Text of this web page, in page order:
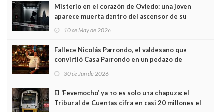
Misterio en el corazón de Oviedo: una joven
aparece muerta dentro del ascensor de su
edificio y las cámaras captan sus últimos minutos
10 de May de 2026
Fallece Nicolás Parrondo, el valdesano que
convirtió Casa Parrondo en un pedazo de
Asturias en Madrid
30 de Jun de 2026
El ‘Fevemocho’ ya no es solo una chapuza: el
Tribunal de Cuentas cifra en casi 20 millones el